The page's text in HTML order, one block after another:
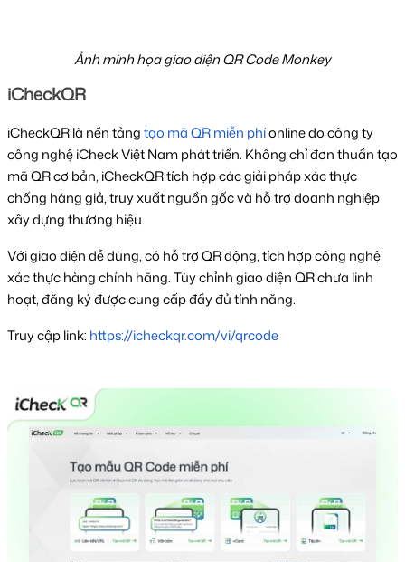
Ảnh minh họa giao diện QR Code Monkey
iCheckQR
iCheckQR là nền tảng tạo mã QR miễn phí online do công ty
công nghệ iCheck Việt Nam phát triển. Không chỉ đơn thuần tạo
mã QR cơ bản, iCheckQR tích hợp các giải pháp xác thực
chống hàng giả, truy xuất nguồn gốc và hỗ trợ doanh nghiệp
xây dựng thương hiệu.
Với giao diện dễ dùng, có hỗ trợ QR động, tích hợp công nghệ
xác thực hàng chính hãng. Tùy chỉnh giao diện QR chưa linh
hoạt, đăng ký được cung cấp đầy đủ tính năng.
Truy cập link: https://icheckqr.com/vi/qrcode